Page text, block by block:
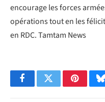
encourage les forces
opérations tout en les
en RDC. Tamtam News
FacebookTwitter